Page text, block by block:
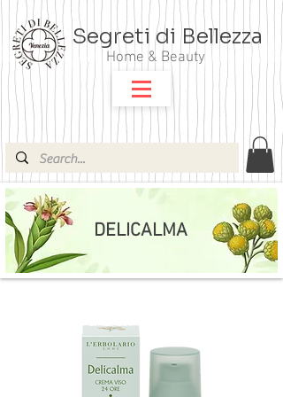
Segreti di Bellezza
Home & Beauty
DELICALMA